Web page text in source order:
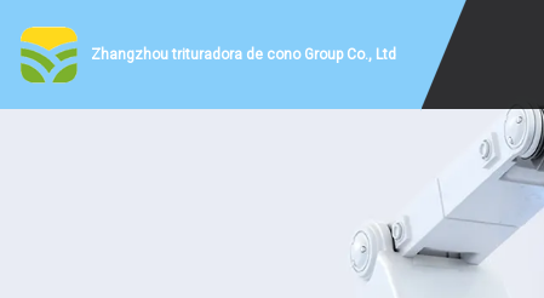
Zhangzhou trituradora de cono Group Co., Ltd